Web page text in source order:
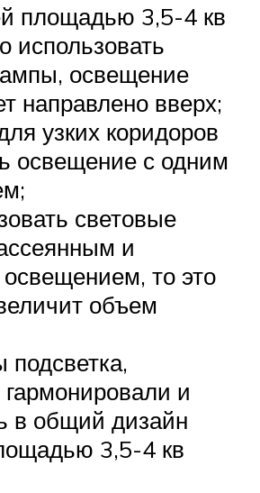
площадью 3,5-4 кв
использовать
освещение
направлено вверх;
узких коридоров
освещение с одним
световые
и
то это
объем
подсветка,
и
в общий дизайн
3,5-4 кв